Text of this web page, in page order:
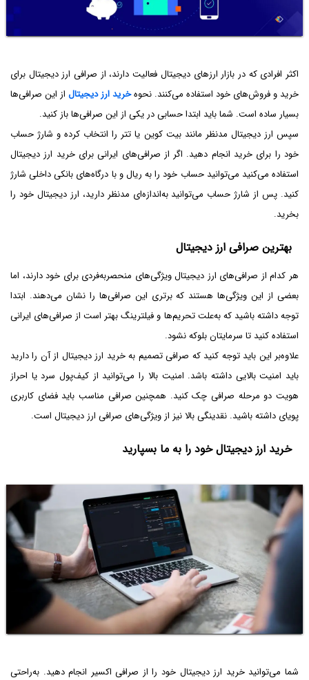
اکثر افرادی که در بازار ارزهای دیجیتال فعالیت دارند، از صرافی‌ ارز دیجیتال برای
خرید و فروش‌های خود استفاده می‌کنند. نحوهخرید ارز دیجیتال از این صرافی‌ها
بسیار ساده است. شما باید ابتدا حسابی در یکی از این صرافی‌ها باز کنید.
سپس ارز دیجیتال مدنظر مانند بیت کوین یا تتر را انتخاب کرده و شارژ حساب
خود را برای خرید انجام دهید. اگر از صرافی‌های ایرانی برای خرید ارز دیجیتال
استفاده می‌کنید می‌توانید حساب خود را به ریال و با درگاه‌های بانکی داخلی شارژ
کنید. پس از شارژ حساب می‌توانید به‌اندازه‌ای مدنظر دارید، ارز دیجیتال خود را
بخرید.
بهترین صرافی ارز دیجیتال
هر کدام از صرافی‌های ارز دیجیتال ویژگی‌های منحصربه‌فردی برای خود دارند، اما
بعضی از این ویژگی‌ها هستند که برتری این صرافی‌ها را نشان می‌دهند. ابتدا
توجه داشته باشید که به‌علت تحریم‌ها و فیلترینگ بهتر است از صرافی‌های ایرانی
استفاده کنید تا سرمایتان بلوکه نشود.
علاوه‌بر این باید توجه کنید که صرافی تصمیم به خرید ارز دیجیتال از آن را دارید
باید امنیت بالایی داشته باشد. امنیت بالا را می‌توانید از کیف‌پول سرد یا احراز
هویت دو مرحله صرافی چک کنید. همچنین صرافی مناسب باید فضای کاربری
پویای داشته باشید. نقدینگی بالا نیز از ویژگی‌های صرافی ارز دیجیتال است.
خرید ارز دیجیتال خود را به ما بسپارید
شما می‌توانید خرید ارز دیجیتال خود را از صرافی اکسیر انجام دهید. به‌راحتی